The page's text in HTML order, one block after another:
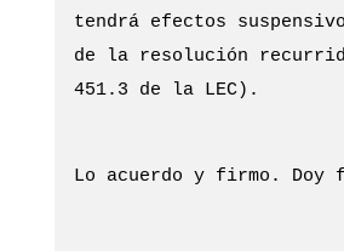
tendrá efectos
de la resolución
451.3 de la LEC).
Lo acuerdo y firmo. Doy